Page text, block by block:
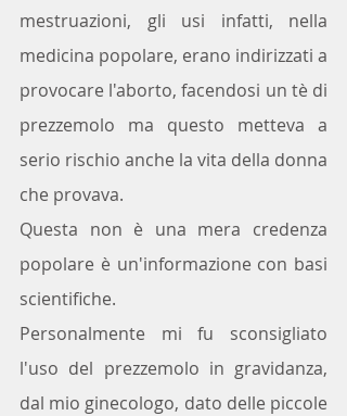
mestruazioni, gli usi infatti, nella
medicina popolare, erano indirizzati a
provocare l'aborto, facendosi un tè di
prezzemolo ma questo metteva a
serio rischio anche la vita della donna
che provava.
Questa non è una mera credenza
popolare è un'informazione con basi
scientifiche.
Personalmente mi fu sconsigliato
l'uso del prezzemolo in gravidanza,
dal mio ginecologo, dato delle piccole